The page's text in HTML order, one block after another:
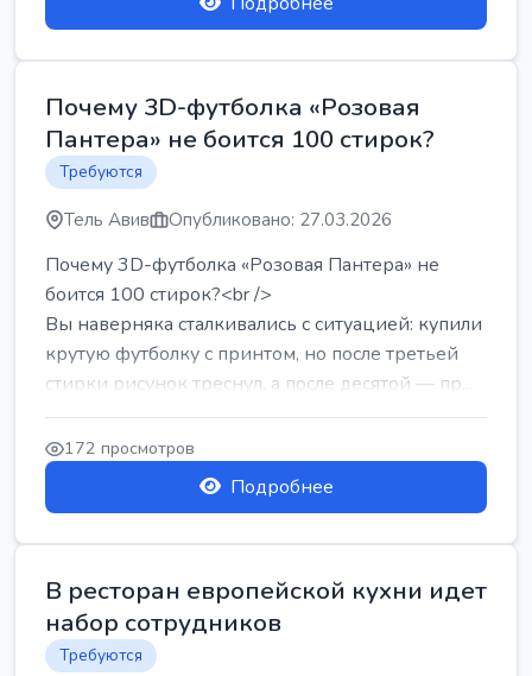
Почему 3D-футболка «Розовая
Пантера» не боится 100 стирок?
Требуются
Тель Авив Опубликовано: 27.03.2026
Почему 3D-футболка «Розовая Пантера» не
боится 100 стирок?<br />
Вы наверняка сталкивались с ситуацией: купили
крутую футболку с принтом, но после третьей
стирки рисунок треснул, а после десятой — пр...
172 просмотров
Подробнее
В ресторан европейской кухни идет
набор сотрудников
Требуются